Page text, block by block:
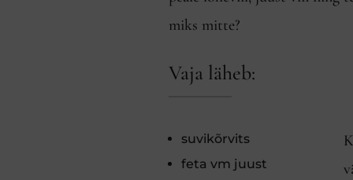
miks mitte?
Vaja läheb:
suvikõrvits
feta vm juust